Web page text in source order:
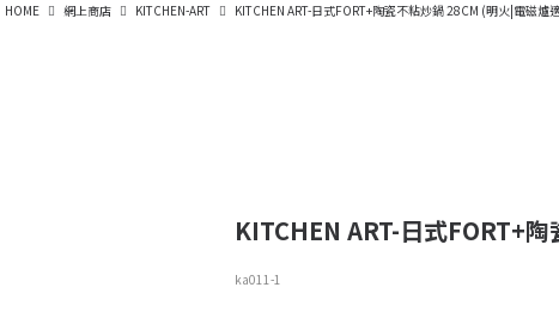
HOME 網上商店 KITCHEN-ART KITCHEN ART-日式FORT+陶瓷不粘炒鍋 28CM (明火|電磁爐
KITCHEN ART-日式FORT+
ka011-1